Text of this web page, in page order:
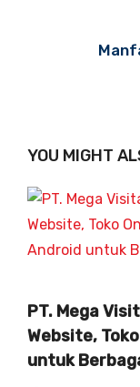
YOU MIGHT
PT. Mega
Website,
untuk